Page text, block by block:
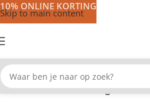
Skip to main content
Home Motorhelmen Integraal
10% ONLINE KORTING